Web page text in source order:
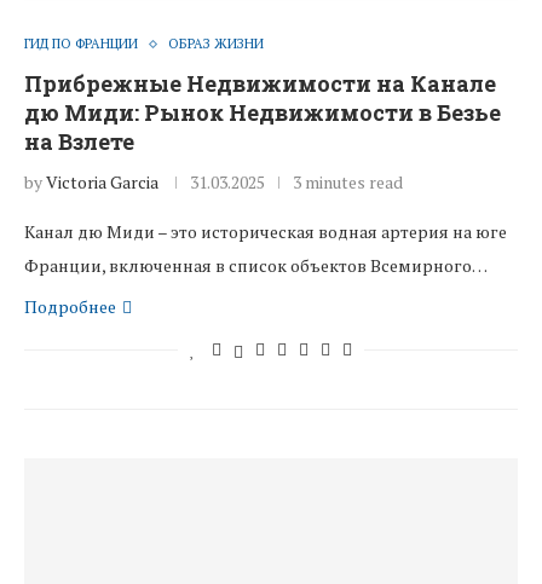
ГИД ПО ФРАНЦИИ ОБРАЗ ЖИЗНИ
Прибрежные Недвижимости на Канале
дю Миди: Рынок Недвижимости в Безье
на Взлете
byVictoria Garcia 31.03.2025 3 minutes read
Канал дю Миди – это историческая водная артерия на юге
Франции, включенная в список объектов Всемирного…
Подробнее